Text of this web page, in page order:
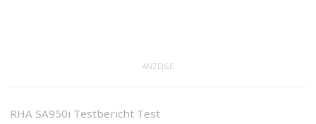
ANZEIGE
RHA SA950i Testbericht Test